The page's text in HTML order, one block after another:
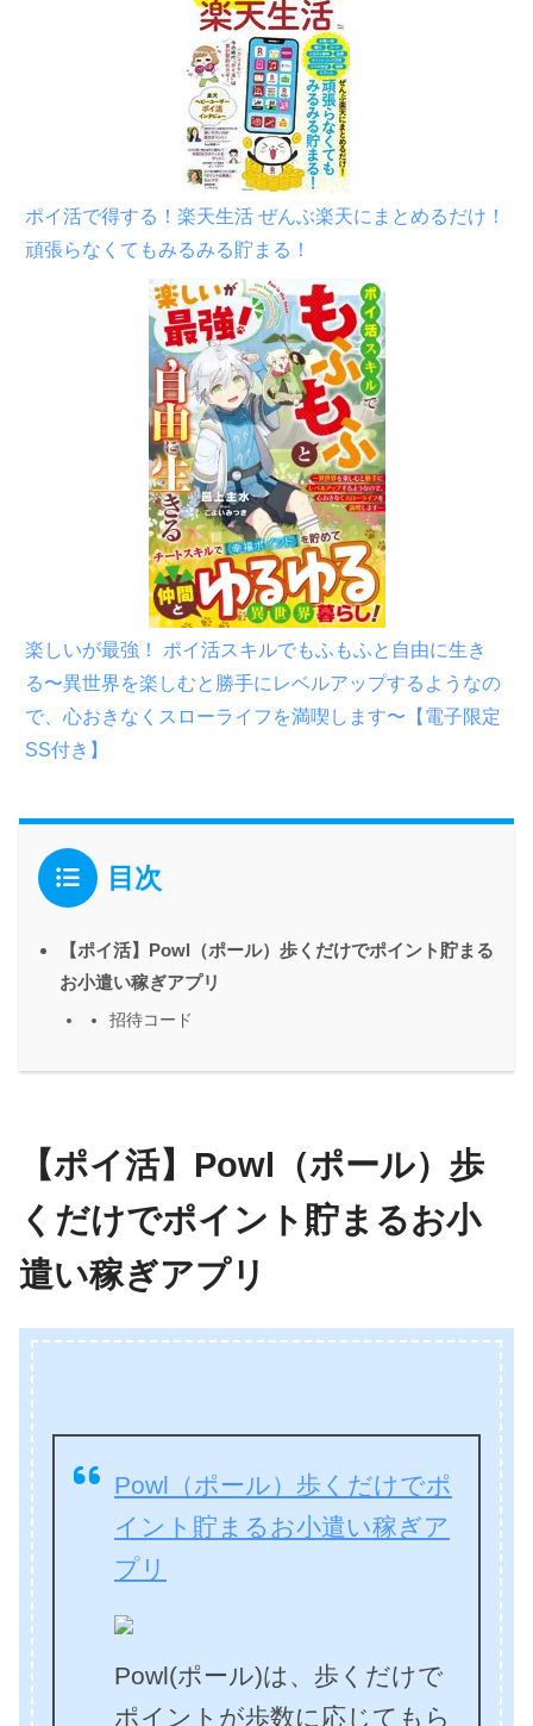
ポイ活で得する！楽天生活 ぜんぶ楽天にまとめるだけ！
頑張らなくてもみるみる貯まる！
楽しいが最強！ ポイ活スキルでもふもふと自由に生き
る〜異世界を楽しむと勝手にレベルアップするようなの
で、心おきなくスローライフを満喫します〜【電子限定
SS付き】
目次
【ポイ活】Powl（ポール）歩くだけでポイント貯まる
お小遣い稼ぎアプリ
招待コード
【ポイ活】Powl（ポール）歩
くだけでポイント貯まるお小
遣い稼ぎアプリ
Powl（ポール）歩くだけでポ
イント貯まるお小遣い稼ぎア
プリ
Powl(ポール)は、歩くだけで
ポイントが歩数に応じてもら